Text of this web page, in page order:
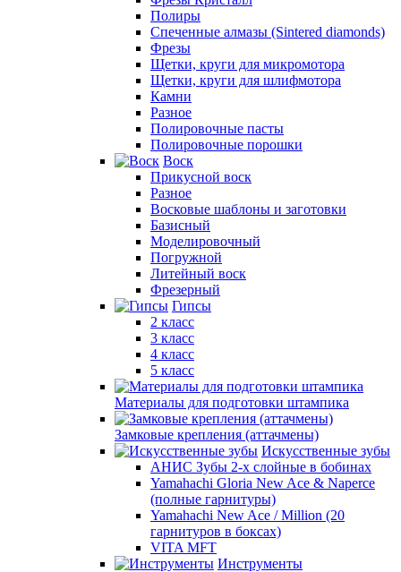
Полиры
Спеченные алмазы (Sintered diamonds)
Фрезы
Щетки, круги для микромотора
Щетки, круги для шлифмотора
Камни
Разное
Полировочные пасты
Полировочные порошки
Воск
Прикусной воск
Разное
Восковые шаблоны и заготовки
Базисный
Моделировочный
Погружной
Литейный воск
Фрезерный
Гипсы
2 класс
3 класс
4 класс
5 класс
Материалы для подготовки штампика
Замковые крепления (аттачмены)
Искусственные зубы
АНИС Зубы 2-х слойные в бобинах
Yamahachi Gloria New Ace & Naperce
(полные гарнитуры)
Yamahachi New Ace / Million (20
гарнитуров в боксах)
VITA MFT
Инструменты